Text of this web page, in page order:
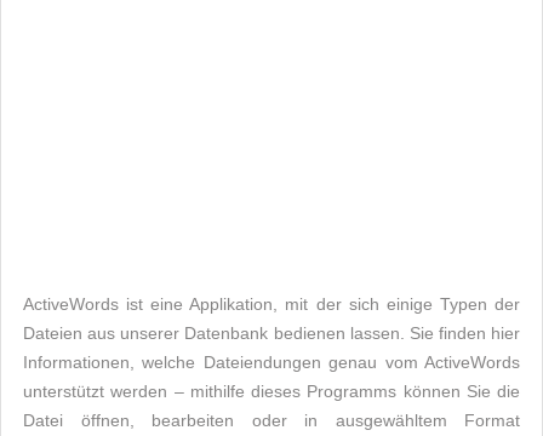
ActiveWords ist eine Applikation, mit der sich einige Typen der
Dateien aus unserer Datenbank bedienen lassen. Sie finden hier
Informationen, welche Dateiendungen genau vom ActiveWords
unterstützt werden – mithilfe dieses Programms können Sie die
Datei öffnen, bearbeiten oder in ausgewähltem Format